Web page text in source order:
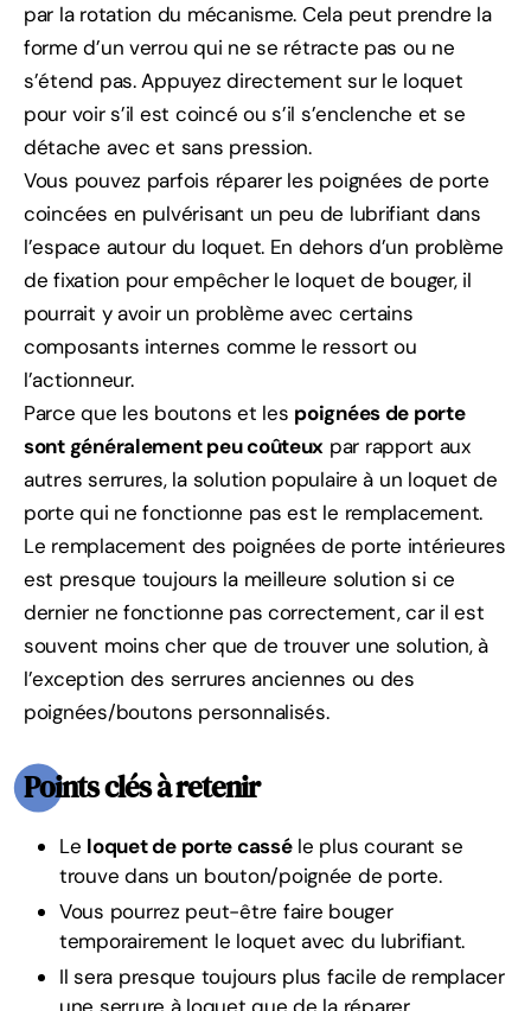
par la rotation du mécanisme. Cela peut prendre la
forme d’un verrou qui ne se rétracte pas ou ne
s’étend pas. Appuyez directement sur le loquet
pour voir s’il est coincé ou s’il s’enclenche et se
détache avec et sans pression.
Vous pouvez parfois réparer les poignées de porte
coincées en pulvérisant un peu de lubrifiant dans
l’espace autour du loquet. En dehors d’un problème
de fixation pour empêcher le loquet de bouger, il
pourrait y avoir un problème avec certains
composants internes comme le ressort ou
l’actionneur.
Parce que les boutons et les poignées de porte
sont généralement peu coûteux par rapport aux
autres serrures, la solution populaire à un loquet de
porte qui ne fonctionne pas est le remplacement.
Le remplacement des poignées de porte intérieures
est presque toujours la meilleure solution si ce
dernier ne fonctionne pas correctement, car il est
souvent moins cher que de trouver une solution, à
l’exception des serrures anciennes ou des
poignées/boutons personnalisés.
Points clés à retenir
Le loquet de porte casséle plus courant se
trouve dans un bouton/poignée de porte.
Vous pourrez peut-être faire bouger
temporairement le loquet avec du lubrifiant.
Il sera presque toujours plus facile de remplacer